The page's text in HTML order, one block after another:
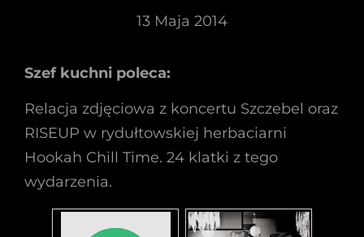
13 Maja 2014
Szef kuchni poleca:
Relacja zdjęciowa z koncertu Szczebel oraz
RISEUP w rydułtowskiej herbaciarni
Hookah Chill Time. 24 klatki z tego
wydarzenia.